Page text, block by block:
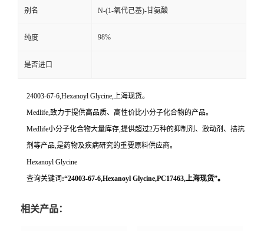
别名 N-(1-氧代己基)-甘氨酸
纯度 98%
是否进口
24003-67-6,Hexanoyl Glycine,上海现货。
Medlife,致力于提供高品质、高性价比小分子化合物的产品。
Medlife小分子化合物大量库存,提供超过2万种的抑制剂、激动剂、拮抗
剂等产品,是药物及疾病研究的重要原料供应商。
Hexanoyl Glycine
查询关键词 :“24003-67-6,Hexanoyl Glycine,PC17463,上海现货”。
相关产品：